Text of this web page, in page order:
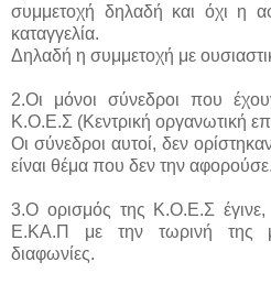
συμμετοχή δηλαδή και όχι η
καταγγελία.
Δηλαδή η συμμετοχή με
2.Οι μόνοι σύνεδροι που
Κ.Ο.Ε.Σ (Κεντρική οργανωτική
Οι σύνεδροι αυτοί, δεν
είναι θέμα που δεν την αφορούσε.
3.Ο ορισμός της Κ.Ο.Ε.Σ
Ε.ΚΑ.Π με την τωρινή της
διαφωνίες.